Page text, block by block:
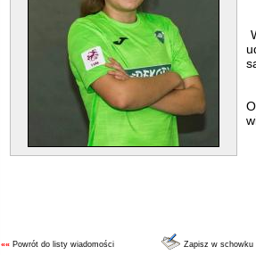
«« Powrót do listy wiadomości Zapisz w schowku